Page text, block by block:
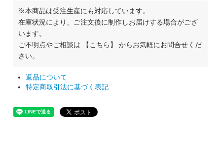
※本商品は受注生産にも対応しています。
在庫状況により、ご注文後に制作しお届けする場合がござ
います。
ご不明点やご相談は
【こちら】
からお気軽にお問合せくだ
さい。
返品について
特定商取引法に基づく表記